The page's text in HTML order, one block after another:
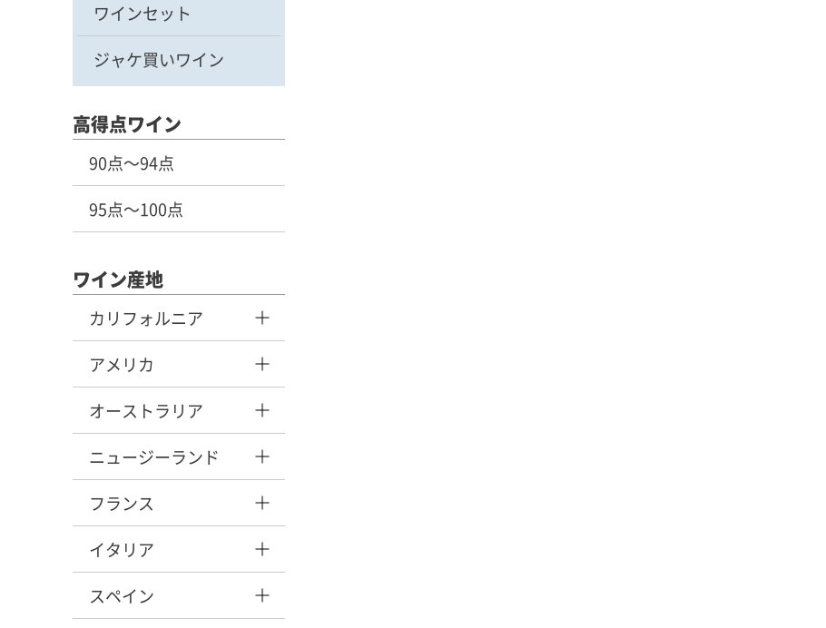
ワインセット
ジャケ買いワイン
高得点ワイン
90点～94点
95点～100点
ワイン産地
カリフォルニア
アメリカ
オーストラリア
ニュージーランド
フランス
イタリア
スペイン